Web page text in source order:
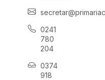
0241
780
204
0374
918